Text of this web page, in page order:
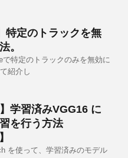
特定のトラックを無
。
で特定のトラックのみを無効に
紹介し
】学習済みVGG16 に
を行う方法
を使って、学習済みのモデル